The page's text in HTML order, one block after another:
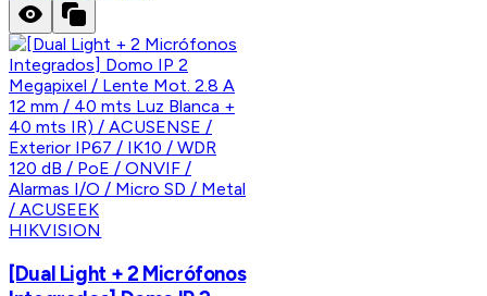
HIKVISION
[Dual Light + 2 Micrófonos